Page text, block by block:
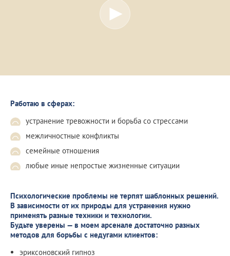
Работаю в сферах:
устранение тревожности и борьба со стрессами
межличностные конфликты
семейные отношения
любые иные непростые жизненные ситуации
Психологические проблемы не терпят шаблонных решений.
В зависимости от их природы для устранения нужно
применять разные техники и технологии.
Будьте уверены — в моем арсенале достаточно разных
методов для борьбы с недугами клиентов:
эриксоновский гипноз